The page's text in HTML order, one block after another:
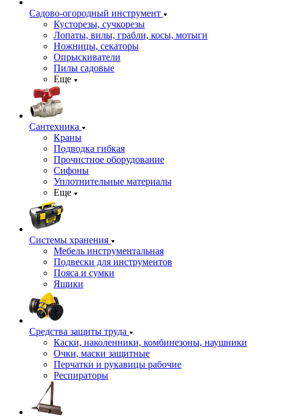
Садово-огородный инструмент
Кусторезы, сучкорезы
Лопаты, вилы, грабли, косы, мотыги
Ножницы, секаторы
Опрыскиватели
Пилы садовые
Еще
Сантехника
Краны
Подводка гибкая
Прочистное оборудование
Сифоны
Уплотнительные материалы
Еще
Системы хранения
Мебель инструментальная
Подвески для инструментов
Пояса и сумки
Ящики
Средства защиты труда
Каски, наколенники, комбинезоны, наушники
Очки, маски защитные
Перчатки и рукавицы рабочие
Респираторы